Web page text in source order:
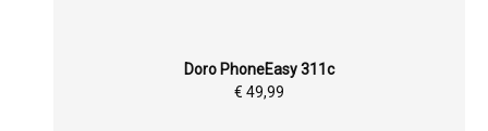
Doro PhoneEasy 311c
€ 49,99